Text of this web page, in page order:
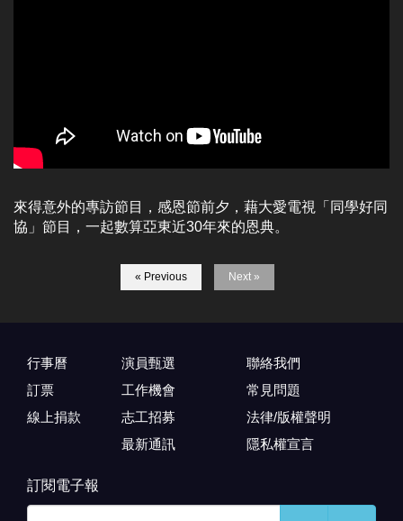
來得意外的專訪節目，感恩節前夕，藉大愛電視「同學好同
協」節目，一起數算亞東近30年來的恩典。
« Previous Next »
行事曆
訂票
線上捐款
演員甄選
工作機會
志工招募
最新通訊
聯絡我們
常見問題
法律/版權聲明
隱私權宣言
訂閱電子報